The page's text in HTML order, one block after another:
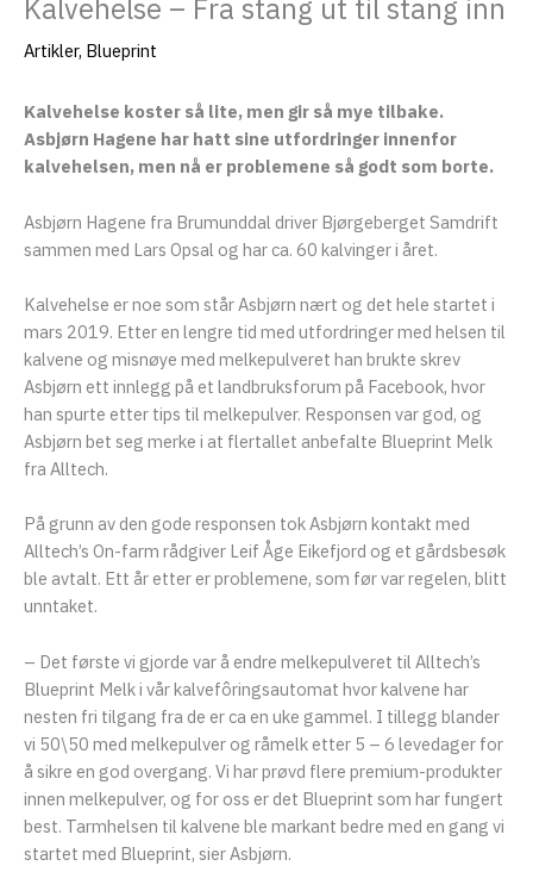
Kalvehelse – Fra stang ut til stang inn
Artikler, Blueprint
Kalvehelse koster så lite, men gir så mye tilbake.
Asbjørn Hagene har hatt sine utfordringer innenfor
kalvehelsen, men nå er problemene så godt som borte.
Asbjørn Hagene fra Brumunddal driver Bjørgeberget Samdrift
sammen med Lars Opsal og har ca. 60 kalvinger i året.
Kalvehelse er noe som står Asbjørn nært og det hele startet i
mars 2019. Etter en lengre tid med utfordringer med helsen til
kalvene og misnøye med melkepulveret han brukte skrev
Asbjørn ett innlegg på et landbruksforum på Facebook, hvor
han spurte etter tips til melkepulver. Responsen var god, og
Asbjørn bet seg merke i at flertallet anbefalte Blueprint Melk
fra Alltech.
På grunn av den gode responsen tok Asbjørn kontakt med
Alltech’s On-farm rådgiver Leif Åge Eikefjord og et gårdsbesøk
ble avtalt. Ett år etter er problemene, som før var regelen, blitt
unntaket.
– Det første vi gjorde var å endre melkepulveret til Alltech’s
Blueprint Melk i vår kalvefôringsautomat hvor kalvene har
nesten fri tilgang fra de er ca en uke gammel. I tillegg blander
vi 50\50 med melkepulver og råmelk etter 5 – 6 levedager for
å sikre en god overgang. Vi har prøvd flere premium-produkter
innen melkepulver, og for oss er det Blueprint som har fungert
best. Tarmhelsen til kalvene ble markant bedre med en gang vi
startet med Blueprint, sier Asbjørn.